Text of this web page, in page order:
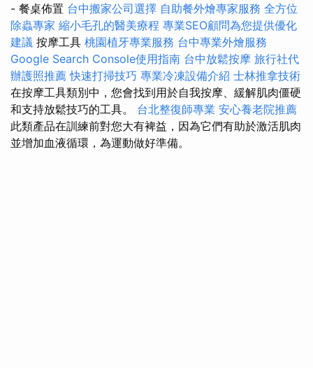
- 餐桌佈置 台中搬家公司選擇 自助餐外燴專家服務 全方位
除蟲專家 縮小毛孔的醫美療程 專業SEO顧問為您提供優化
建議 按摩工具 桃園植牙專業服務 台中專業外燴服務
Google Search Console使用指南 台中放鬆按摩 旅行社代
辦護照推薦 快速打掃技巧 專業冷凍設備介紹 士林推拿技術
在按摩工具類別中，您會找到用於自我按摩、緩解肌肉僵硬
和支持放鬆技巧的工具。 台北整復師專業 安心養老院推薦
此類產品在訓練前對您大有裨益，因為它們有助於激活肌肉
並增加血液循環，為運動做好準備。